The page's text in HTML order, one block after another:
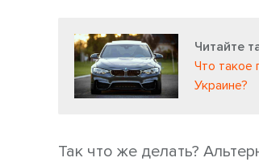
Читайте
Что такое
Украине?
Так что же делать?